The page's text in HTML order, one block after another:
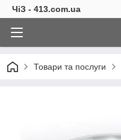
ЧіЗ - 413.com.ua
Товари та послуги